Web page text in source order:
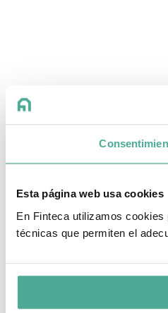
Esta página web usa cookies
En Finteca utilizamos
técnicas que permiten el